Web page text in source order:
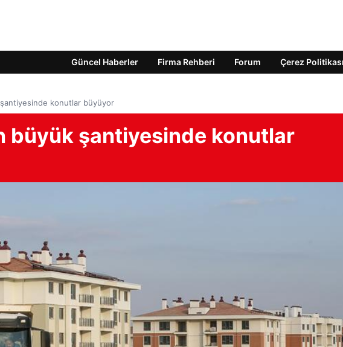
Güncel Haberler Firma Rehberi Forum Çerez Politikası
konutlar büyüyor
büyük şantiyesinde konutlar